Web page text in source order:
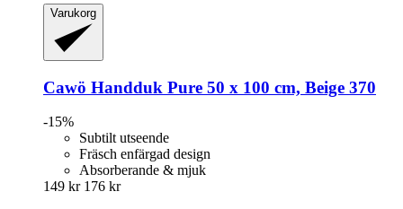
Varukorg
Cawö Handduk Pure 50 x 100 cm, Beige 370
-15%
Subtilt utseende
Fräsch enfärgad design
Absorberande & mjuk
149 kr 176 kr